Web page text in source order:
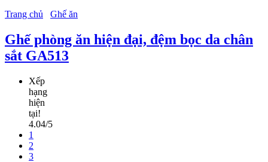
Trang chủ
Ghế ăn
Ghế phòng ăn hiện đại, đệm bọc da chân
sắt GA513
Xếp
hạng
hiện
tại!
4.04/5
1
2
3